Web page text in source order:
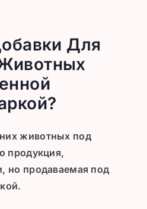
Для
животных под
продукция,
но продаваемая под